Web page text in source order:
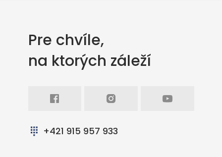
Pre chvíle,
na ktorých záleží
+421 915 957 933